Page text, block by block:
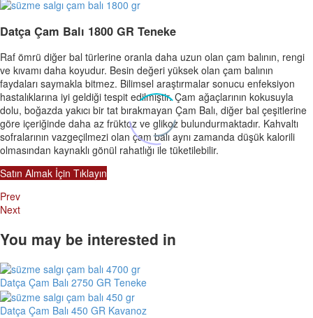
Datça Çam Balı 1800 GR Teneke
Raf ömrü diğer bal türlerine oranla daha uzun olan çam balının, rengi
ve kıvamı daha koyudur. Besin değeri yüksek olan çam balının
faydaları saymakla bitmez. Bilimsel araştırmalar sonucu enfeksiyon
hastalıklarına iyi geldiği tespit edilmiştir. Çam ağaçlarının kokusuyla
dolu, boğazda yakıcı bir tat bırakmayan Çam Balı, diğer bal çeşitlerine
göre içeriğinde daha az früktoz ve glikoz bulundurmaktadır. Kahvaltı
sofralarının vazgeçilmezi olan çam balı aynı zamanda düşük kalorili
olmasından kaynaklı gönül rahatlığı ile tüketilebilir.
Satın Almak İçin Tıklayın
Prev
Next
You may be interested in
Datça Çam Balı 2750 GR Teneke
Datça Çam Balı 450 GR Kavanoz